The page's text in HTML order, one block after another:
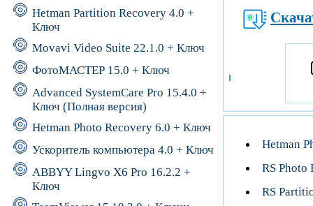
Hetman Partition Recovery 4.0 +
Ключ
Movavi Video Suite 22.1.0 + Ключ
ФотоМАСТЕР 15.0 + Ключ
Advanced SystemCare Pro 15.4.0 +
Ключ (Полная версия)
Hetman Photo Recovery 6.0 + Ключ
Ускоритель компьютера 4.0 + Ключ
ABBYY Lingvo X6 Pro 16.2.2 +
Ключ
Hetman
RS Photo
RS